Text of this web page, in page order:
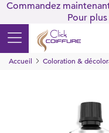
Commandez
Pour
Accueil
Coloration &